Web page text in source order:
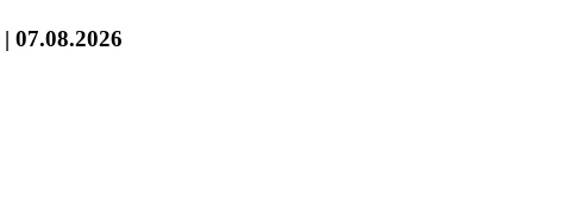
| 07.08.2026